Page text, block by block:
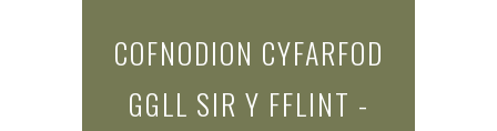
COFNODION CYFARFOD
GGLL SIR Y FFLINT -